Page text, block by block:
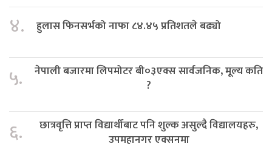
४. हुलास फिनसर्भको नाफा ८४.४५ प्रतिशतले बढ्यो
५.
नेपाली बजारमा लिपमोटर बी०३एक्स सार्वजनिक, मूल्य कति
?
६.
छात्रवृत्ति प्राप्त विद्यार्थीबाट पनि शुल्क असुल्दै विद्यालयहरु,
उपमहानगर एक्सनमा